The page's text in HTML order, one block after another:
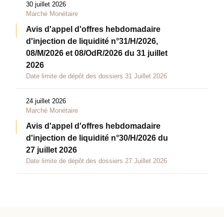
30 juillet 2026
Marché Monétaire
Avis d'appel d'offres hebdomadaire
d'injection de liquidité n°31/H/2026,
08/M/2026 et 08/OdR/2026 du 31 juillet
2026
Date limite de dépôt des dossiers 31 Juillet 2026
24 juillet 2026
Marché Monétaire
Avis d'appel d'offres hebdomadaire
d'injection de liquidité n°30/H/2026 du
27 juillet 2026
Date limite de dépôt des dossiers 27 Juillet 2026